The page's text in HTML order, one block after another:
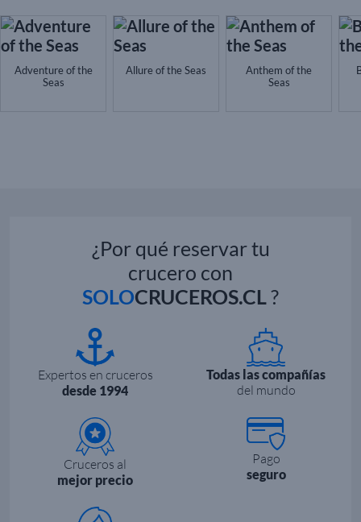
Adventure of the
Seas
Allure of the Seas
Anthem of the
Seas
¿Por qué reservar tu
crucero con
SOLOCRUCEROS.CL?
Expertos en cruceros
desde 1994
Todas las compañías
del mundo
Cruceros al
mejor precio
Pago
seguro